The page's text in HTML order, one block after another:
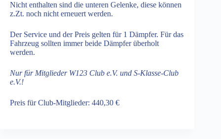
Nicht enthalten sind die unteren Gelenke, diese können
z.Zt. noch nicht erneuert werden.
Der Service und der Preis gelten für 1 Dämpfer. Für das
Fahrzeug sollten immer beide Dämpfer überholt
werden.
Nur für Mitglieder W123 Club e.V. und S-Klasse-Club
e.V.!
Preis für Club-Mitglieder: 440,30 €